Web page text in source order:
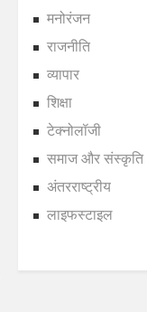
मनोरंजन
राजनीति
व्यापार
शिक्षा
टेक्नोलॉजी
समाज और संस्कृति
अंतरराष्ट्रीय
लाइफस्टाइल